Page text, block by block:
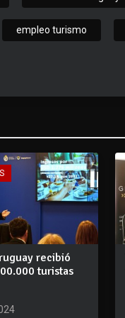
empleo turismo
recibió
turistas